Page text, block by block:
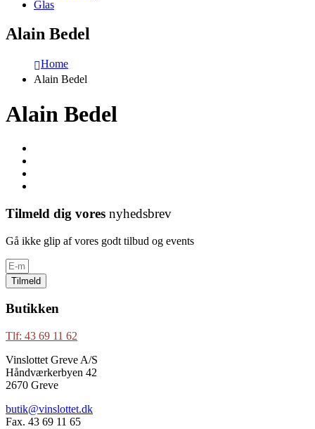
Glas
Alain Bedel
Home
Alain Bedel
Alain Bedel
Tilmeld dig vores nyhedsbrev
Gå ikke glip af vores godt tilbud og events
Tilmeld
Butikken
Tlf: 43 69 11 62
Vinslottet Greve A/S
Håndværkerbyen 42
2670 Greve
butik@vinslottet.dk
Fax. 43 69 11 65